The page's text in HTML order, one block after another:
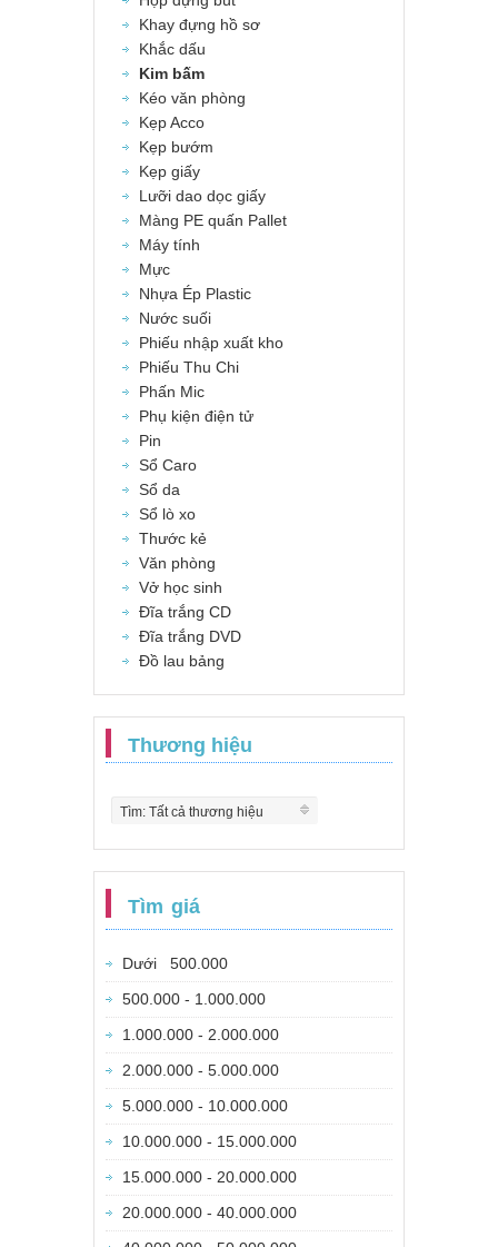
Khay đựng hồ sơ
Khắc dấu
Kim bấm
Kéo văn phòng
Kẹp Acco
Kẹp bướm
Kẹp giấy
Lưỡi dao dọc giấy
Màng PE quấn Pallet
Máy tính
Mực
Nhựa Ép Plastic
Nước suối
Phiếu nhập xuất kho
Phiếu Thu Chi
Phấn Mic
Phụ kiện điện tử
Pin
Sổ Caro
Sổ da
Sổ lò xo
Thước kẻ
Văn phòng
Vở học sinh
Đĩa trắng CD
Đĩa trắng DVD
Đồ lau bảng
Thương hiệu
Tìm: Tất cả thương hiệu
Tìm giá
Dưới 500.000
500.000 - 1.000.000
1.000.000 - 2.000.000
2.000.000 - 5.000.000
5.000.000 - 10.000.000
10.000.000 - 15.000.000
15.000.000 - 20.000.000
20.000.000 - 40.000.000